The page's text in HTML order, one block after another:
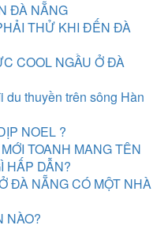
ĐÀ NẴNG
THỬ KHI ĐẾN ĐÀ
COOL NGẦU Ở ĐÀ
thuyền trên sông Hàn
NOEL ?
TOANH MANG TÊN
HẤP DẪN?
ĐÀ NẴNG CÓ MỘT NHÀ
NÀO?